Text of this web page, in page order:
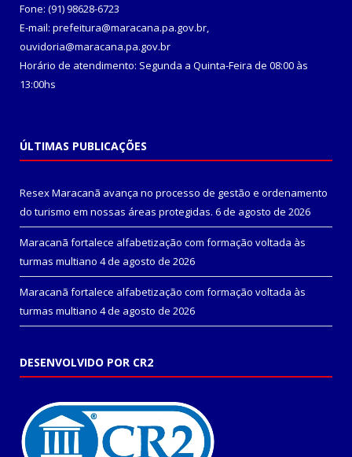
Fone: (91) 98628-6723
E-mail: prefeitura@maracana.pa.gov.br,
ouvidoria@maracana.pa.gov.br
Horário de atendimento: Segunda a Quinta-Feira de 08:00 às
13:00hs
ÚLTIMAS PUBLICAÇÕES
Resex Maracanã avança no processo de gestão e ordenamento
do turismo em nossas áreas protegidas. 6 de agosto de 2026
Maracanã fortalece alfabetização com formação voltada às
turmas multiano 4 de agosto de 2026
Maracanã fortalece alfabetização com formação voltada às
turmas multiano 4 de agosto de 2026
DESENVOLVIDO POR CR2